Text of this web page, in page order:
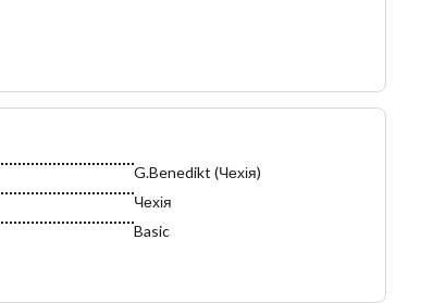
G.Benedikt (Чехія)
Чехія
Basic